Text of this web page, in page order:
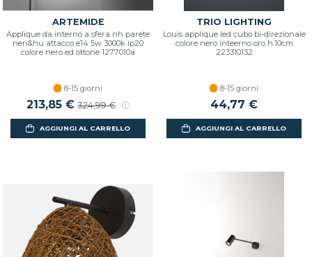
ARTEMIDE
Applique da interno a sfera nh parete
neri&hu attacco e14 5w 3000k ip20
colore nero ed ottone 1277010a
8-15 giorni
213,85 € 324,99 €
AGGIUNGI AL CARRELLO
TRIO LIGHTING
Louis applique led cubo bi-direzionale
colore nero inteerno oro h.10cm
223310132
8-15 giorni
44,77 €
AGGIUNGI AL CARRELLO